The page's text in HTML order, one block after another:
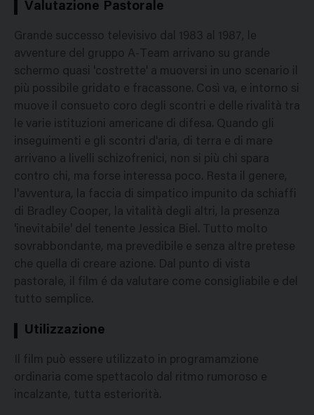
Valutazione Pastorale
Grande successo televisivo dal 1983 al 1987, le
avventure del gruppo A-Team arrivano su grande
schermo quasi 'costrette' a muoversi in uno scenario il
più possibile gridato e fracassone. Così va, e intorno si
muove il consueto coro degli scontri e delle rivalità tra
le varie istituzioni americane di difesa. Quando gli
inseguimenti e gli scontri d'aria, di terra e di mare
arrivano a livelli schizofrenici, non si più chi spara
contro chi, ma forse interessa poco. Resta il genere,
l'avventura, la faccia di simpatico impunito da schiaffi
di Bradley Cooper, la vitalità degli altri, la presenza
'inevitabile' del tenente Jessica Biel. Tutto molto
sovrabbondante, ma prevedibile e senza altre pretese
che quella di creare azione. Dal punto di vista
pastorale, il film é da valutare come consigliabile e del
tutto semplice.
Utilizzazione
Il film può essere utilizzato in programamzione
ordinaria come spettacolo dal ritmo rumoroso e
incalzante, tutta esteriorità.